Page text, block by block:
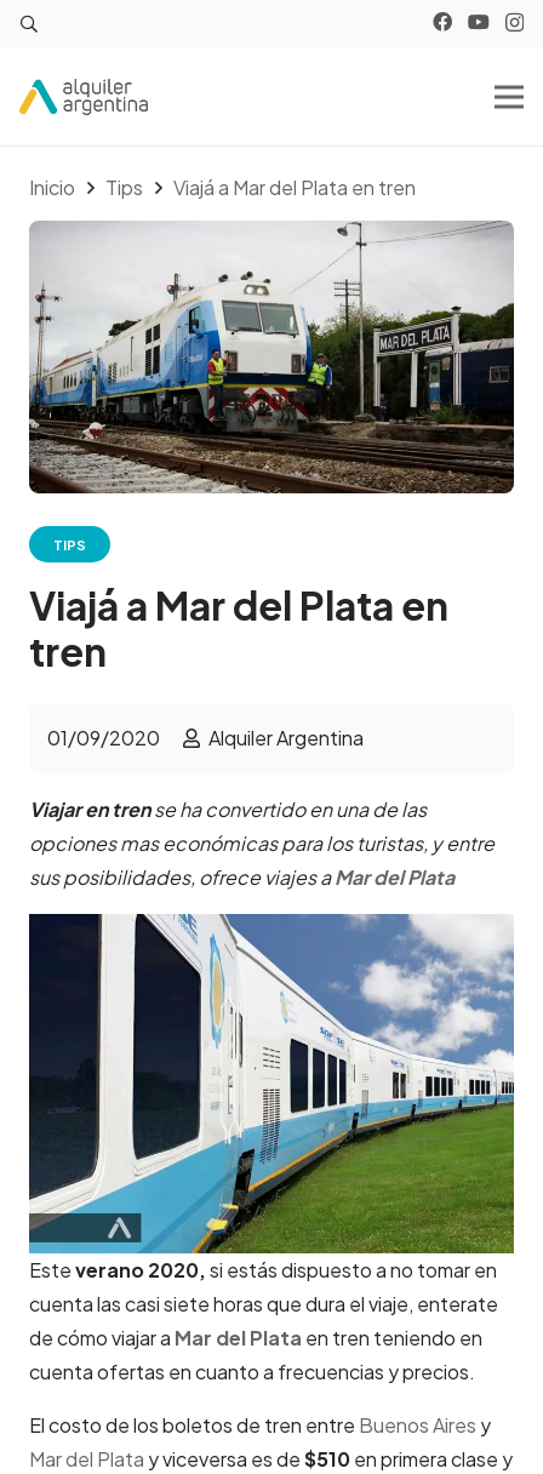
Inicio Tips Viajá a Mar del Plata en tren
TIPS
Viajá a Mar del Plata en
tren
01/09/2020 Alquiler Argentina
Viajar en trense ha convertido en una de las
opciones mas económicas para los turistas, y entre
sus posibilidades, ofrece viajes aMar del Plata
Esteverano 2020,si estás dispuesto a no tomar en
cuenta las casi siete horas que dura el viaje, enterate
de cómo viajar a Mar del Plata en tren teniendo en
cuenta ofertas en cuanto a frecuencias y precios.
El costo de los boletos de tren entre Buenos Aires y
Mar del Plata y viceversa es de$510en primera clase y